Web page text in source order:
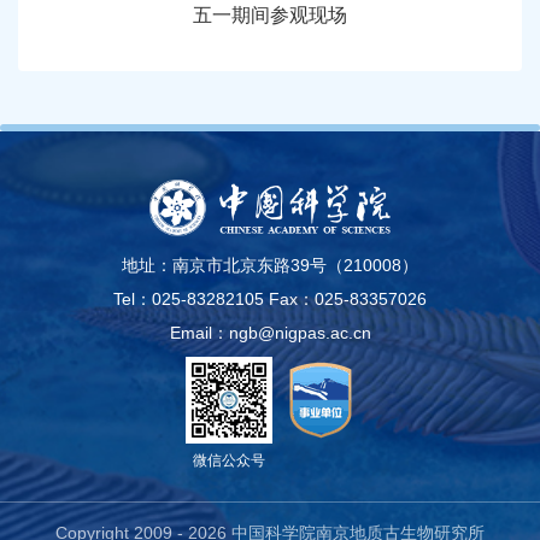
五一期间参观现场
地址：南京市北京东路39号（210008）
Tel：025-83282105 Fax：025-83357026
Email：ngb@nigpas.ac.cn
微信公众号
Copyright 2009 -2026 中国科学院南京地质古生物研究所